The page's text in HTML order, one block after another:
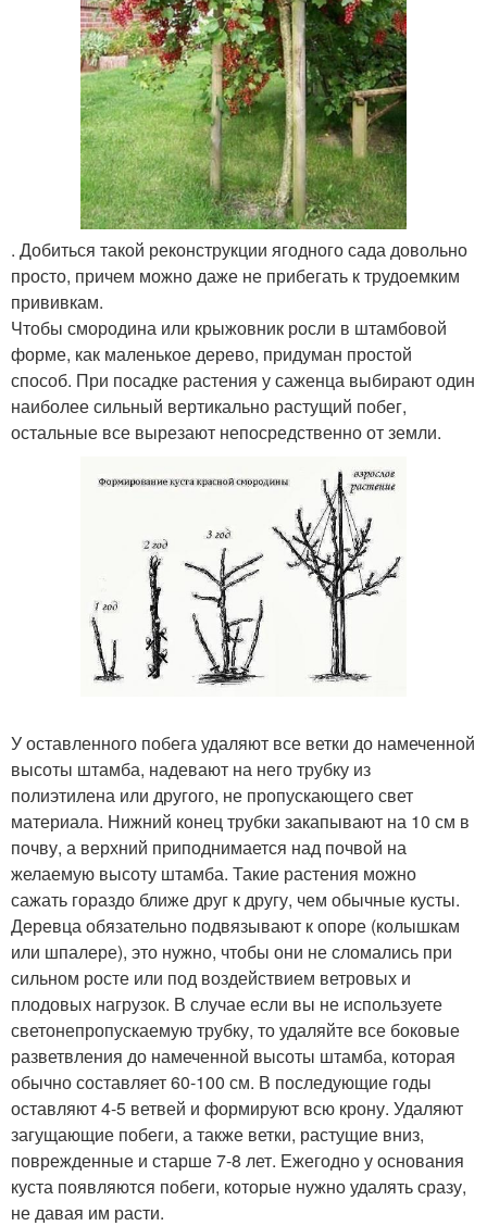
. Добиться такой реконструкции ягодного сада довольно
просто, причем можно даже не прибегать к трудоемким
прививкам.
Чтобы смородина или крыжовник росли в штамбовой
форме, как маленькое дерево, придуман простой
способ. При посадке растения у саженца выбирают один
наиболее сильный вертикально растущий побег,
остальные все вырезают непосредственно от земли.
У оставленного побега удаляют все ветки до намеченной
высоты штамба, надевают на него трубку из
полиэтилена или другого, не пропускающего свет
материала. Нижний конец трубки закапывают на 10 см в
почву, а верхний приподнимается над почвой на
желаемую высоту штамба. Такие растения можно
сажать гораздо ближе друг к другу, чем обычные кусты.
Деревца обязательно подвязывают к опоре (колышкам
или шпалере), это нужно, чтобы они не сломались при
сильном росте или под воздействием ветровых и
плодовых нагрузок. В случае если вы не используете
светонепропускаемую трубку, то удаляйте все боковые
разветвления до намеченной высоты штамба, которая
обычно составляет 60-100 см. В последующие годы
оставляют 4-5 ветвей и формируют всю крону. Удаляют
загущающие побеги, а также ветки, растущие вниз,
поврежденные и старше 7-8 лет. Ежегодно у основания
куста появляются побеги, которые нужно удалять сразу,
не давая им расти.